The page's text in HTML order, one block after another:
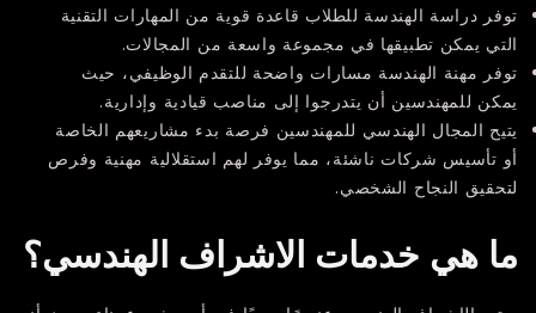
توفر دراسة الهندسة للطلاب قاعدة قوية من المهارات التقنية
التي يمكن تطبيقها في مجموعة واسعة من المجالات.
توفر مهنة الهندسة مسارات واضحة للتقدم الوظيفي، حيث
يمكن للمهندسين أن يتدرجوا إلى مناصب قيادية وإدارية.
يتيح المجال الهندسي للمهندسين فرصة بدء مشاريعهم الخاصة
أو تأسيس شركات ناشئة، مما يوفر لهم استقلالية مهنية وفرص
لتحقيق النجاح الشخصي.
ما هي خدمات الاشراف الهندسي؟